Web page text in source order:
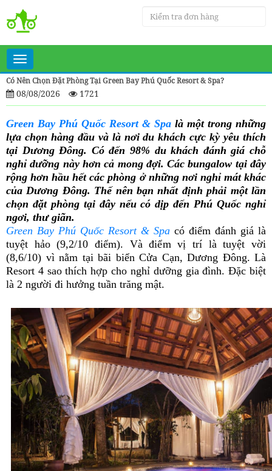
Toggle
navigation
Có Nên Chọn Đặt Phòng Tại Green Bay Phú Quốc Resort & Spa?
08/08/2026 1721
Green Bay Phú Quốc Resort & Spa là một trong những
lựa chọn hàng đầu và là nơi du khách cực kỳ yêu thích
tại Dương Đông. Có đến 98% du khách đánh giá chỗ
nghỉ dưỡng này hơn cả mong đợi. Các bungalow tại đây
rộng hơn hầu hết các phòng ở những nơi nghỉ mát khác
của Dương Đông. Thế nên bạn nhất định phải một lần
chọn đặt phòng tại đây nếu có dịp đến Phú Quốc nghỉ
ngơi, thư giãn.
Green Bay Phú Quốc Resort & Spa có điểm đánh giá là
tuyệt hảo (9,2/10 điểm). Và điểm vị trí là tuyệt vời
(8,6/10) vì nằm tại bãi biển Cửa Cạn, Dương Đông. Là
Resort 4 sao thích hợp cho nghỉ dưỡng gia đình. Đặc biệt
là 2 người đi hưởng tuần trăng mật.